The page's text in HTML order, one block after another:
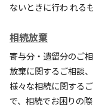
ないときに行わ れる
相続放棄
寄与分・遺留分のご相
放棄に関するご相談
様々な相続に関する
で、相続でお困りの